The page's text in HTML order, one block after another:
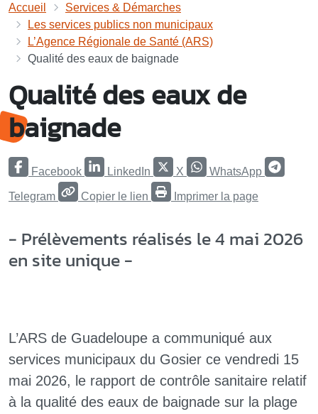
Accueil
Services & Démarches
Les services publics non municipaux
L’Agence Régionale de Santé (ARS)
Qualité des eaux de baignade
Qualité des eaux de
baignade
Facebook LinkedIn X WhatsApp
Telegram Copier le lien Imprimer la page
- Prélèvements réalisés le 4 mai 2026
en site unique -
L’ARS de Guadeloupe a communiqué aux
services municipaux du Gosier ce vendredi 15
mai 2026, le rapport de contrôle sanitaire relatif
à la qualité des eaux de baignade sur la plage